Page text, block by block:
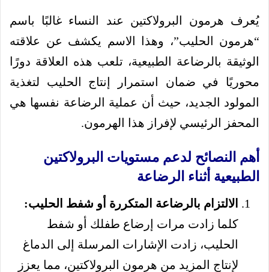
يُعرف هرمون البرولاكتين عند النساء غالبًا باسم
“هرمون الحليب”، وهذا الاسم يكشف عن علاقته
الوثيقة بالرضاعة الطبيعية، تلعب هذه العلاقة دورًا
محوريًا في ضمان استمرار إنتاج الحليب لتغذية
المولود الجديد، حيث أن عملية الرضاعة نفسها هي
المحفز الرئيسي لإفراز هذا الهرمون.
أهم النصائح لدعم مستويات البرولاكتين
الطبيعية أثناء الرضاعة
الالتزام بالرضاعة المتكررة أو شفط الحليب:
كلما زادت مرات إرضاع طفلك أو شفط
الحليب، زادت الإشارات المرسلة إلى الدماغ
لإنتاج المزيد من هرمون البرولاكتين، مما يعزز